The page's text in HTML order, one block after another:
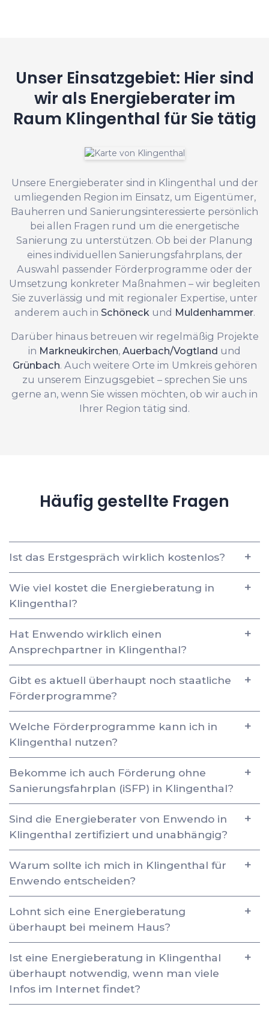
Unser Einsatzgebiet: Hier sind
wir als Energieberater im
Raum Klingenthal für Sie tätig
Unsere Energieberater sind in Klingenthal und der
umliegenden Region im Einsatz, um Eigentümer,
Bauherren und Sanierungsinteressierte persönlich
bei allen Fragen rund um die energetische
Sanierung zu unterstützen. Ob bei der Planung
eines individuellen Sanierungsfahrplans, der
Auswahl passender Förderprogramme oder der
Umsetzung konkreter Maßnahmen – wir begleiten
Sie zuverlässig und mit regionaler Expertise, unter
anderem auch in Schöneck und Muldenhammer.
Darüber hinaus betreuen wir regelmäßig Projekte
in Markneukirchen, Auerbach/Vogtland und
Grünbach. Auch weitere Orte im Umkreis gehören
zu unserem Einzugsgebiet – sprechen Sie uns
gerne an, wenn Sie wissen möchten, ob wir auch in
Ihrer Region tätig sind.
Häufig gestellte Fragen
Ist das Erstgespräch wirklich kostenlos?
Wie viel kostet die Energieberatung in
Klingenthal?
Hat Enwendo wirklich einen
Ansprechpartner in Klingenthal?
Gibt es aktuell überhaupt noch staatliche
Förderprogramme?
Welche Förderprogramme kann ich in
Klingenthal nutzen?
Bekomme ich auch Förderung ohne
Sanierungsfahrplan (iSFP) in Klingenthal?
Sind die Energieberater von Enwendo in
Klingenthal zertifiziert und unabhängig?
Warum sollte ich mich in Klingenthal für
Enwendo entscheiden?
Lohnt sich eine Energieberatung
überhaupt bei meinem Haus?
Ist eine Energieberatung in Klingenthal
überhaupt notwendig, wenn man viele
Infos im Internet findet?